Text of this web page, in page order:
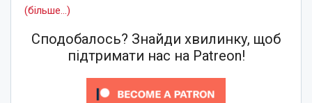
(більше…)
Сподобалось? Знайди хвилинку, щоб
підтримати нас на Patreon!